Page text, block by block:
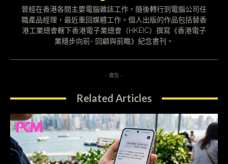
曾經在香港各間主要電腦雜誌工作，隨後轉行到電腦公司任
職產品經理，最近重回媒體工作。個人出版的作品包括替香
港工業總會轄下香港電子業總會（HKEIC）撰寫《香港電子
業穩步向前- 回顧與前瞻》紀念書刊。
- 廣告 -
Related Articles